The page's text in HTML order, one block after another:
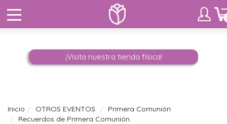
¡Visita nuestra tienda física!
Inicio OTROS EVENTOS
Primera Comunión
Recuerdos de Primera Comunión.